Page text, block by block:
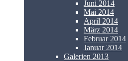
Juni 2014
Mai 2014
April 2014
März 2014
Februar 2014
Januar 2014
Galerien 2013